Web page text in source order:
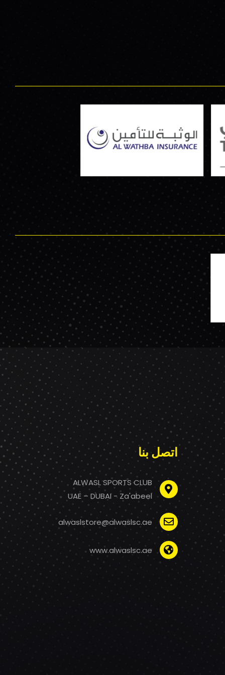
اتصل بنا
ALWASL SPORTS CLUB
UAE – DUBAI - Za'abeel
alwaslstore@alwaslsc.ae
www.alwaslsc.ae